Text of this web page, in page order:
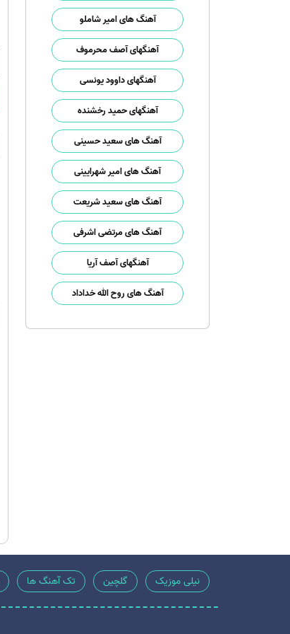
آهنگ های امیر شاملو
آهنگهای آصف محرموف
آهنگهای داوود یونسی
آهنگهای حمید رخشنده
آهنگ های سعید حسینی
آهنگ های امیر شهرایینی
آهنگ های سعید شریعت
آهنگ های مرتضی اشرفی
آهنگهای آصف آریا
آهنگ های روح الله خداداد
نیلی موزیک گلچین تک آهنگ ها